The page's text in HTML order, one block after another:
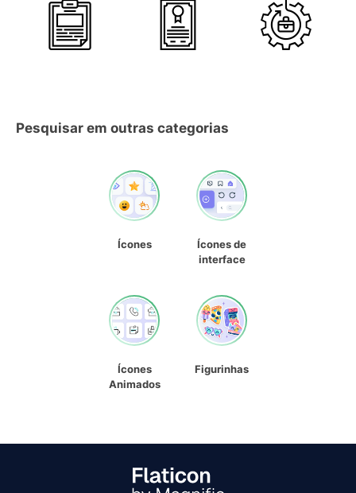
Pesquisar em outras categorias
Ícones
Ícones de
interface
Ícones
Animados
Figurinhas